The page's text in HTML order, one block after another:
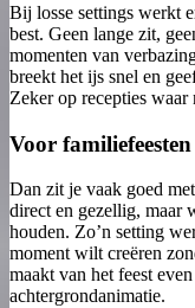
Bij losse settings werkt
best. Geen lange zit,
momenten van
breekt het ijs snel en
Zeker op recepties
Voor
Dan zit je vaak goed
direct en gezellig, maar
houden. Zo’n setting
moment wilt creëren
maakt van het feest
achtergrondanimatie.